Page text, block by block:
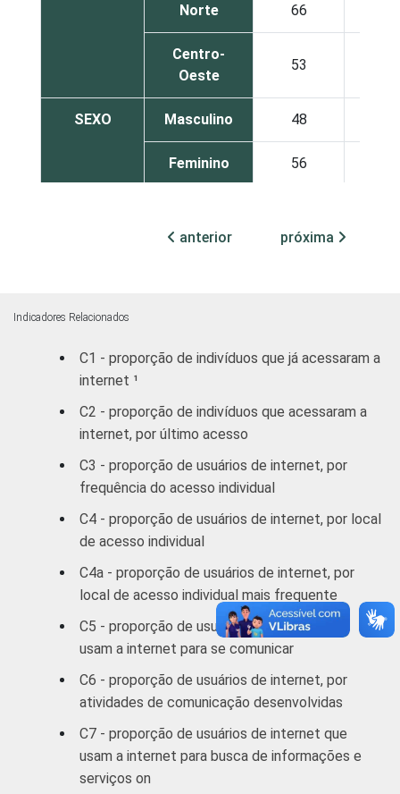
Norte 66
Centro-
Oeste
53
SEXO Masculino 48
Feminino 56
Educação
47
FAIXA
De 10 a 15
De 16 a 24
anos
anos
46
De 35 a 44
anos
40
De 45 a 59
anos
32
60 anos ou
15
anterior próxima
Indicadores Relacionados
C1 - proporção de indivíduos que já acessaram a
internet ¹
C2 - proporção de indivíduos que acessaram a
internet, por último acesso
C3 - proporção de usuários de internet, por
frequência do acesso individual
C4 - proporção de usuários de internet, por local
de acesso individual
C4a - proporção de usuários de internet, por
local de acesso individual mais frequente
C5 - proporção de usuários de internet que
usam a internet para se comunicar
C6 - proporção de usuários de internet, por
atividades de comunicação desenvolvidas
C7 - proporção de usuários de internet que
usam a internet para busca de informações e
serviços on